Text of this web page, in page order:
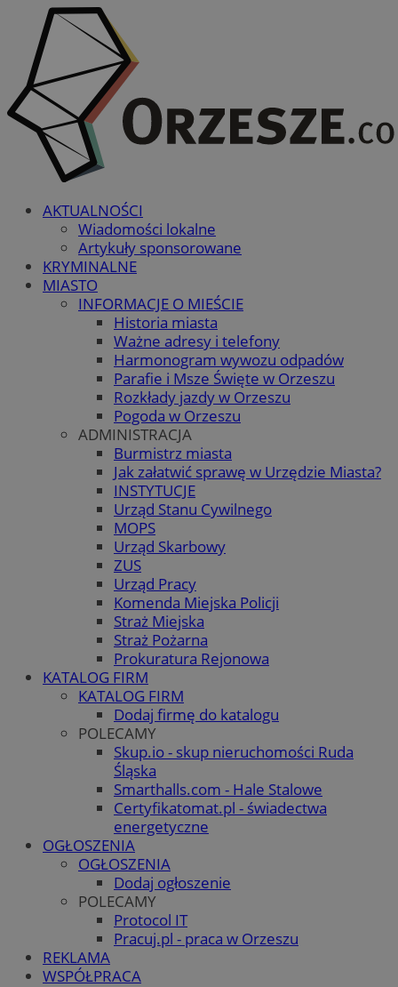
AKTUALNOŚCI
Wiadomości lokalne
Artykuły sponsorowane
KRYMINALNE
MIASTO
INFORMACJE O MIEŚCIE
Historia miasta
Ważne adresy i telefony
Harmonogram wywozu odpadów
Parafie i Msze Święte w Orzeszu
Rozkłady jazdy w Orzeszu
Pogoda w Orzeszu
ADMINISTRACJA
Burmistrz miasta
Jak załatwić sprawę w Urzędzie Miasta?
INSTYTUCJE
Urząd Stanu Cywilnego
MOPS
Urząd Skarbowy
ZUS
Urząd Pracy
Komenda Miejska Policji
Straż Miejska
Straż Pożarna
Prokuratura Rejonowa
KATALOG FIRM
KATALOG FIRM
Dodaj firmę do katalogu
POLECAMY
Skup.io - skup nieruchomości Ruda
Śląska
Smarthalls.com - Hale Stalowe
Certyfikatomat.pl - świadectwa
energetyczne
OGŁOSZENIA
OGŁOSZENIA
Dodaj ogłoszenie
POLECAMY
Protocol IT
Pracuj.pl - praca w Orzeszu
REKLAMA
WSPÓŁPRACA